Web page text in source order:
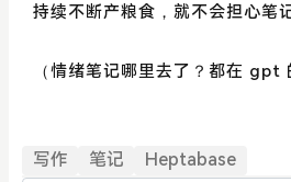
持续不断产粮食，就不会担心笔
（情绪笔记哪里去了？都在 gpt
写作 笔记 Heptabase